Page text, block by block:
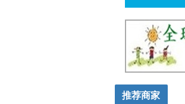
推荐商家